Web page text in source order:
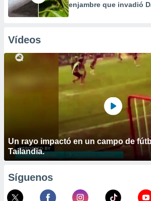
enjambre que invadió
Vídeos
Un rayo impactó en un campo de
Tailandia.
Síguenos